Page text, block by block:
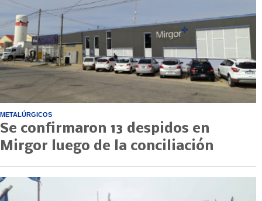
METALÚRGICOS
Se confirmaron 13 despidos en
Mirgor luego de la conciliación